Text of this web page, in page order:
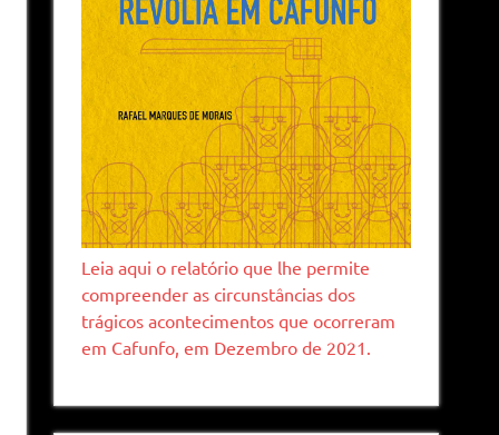
Leia aqui o relatório que lhe permite
compreender as circunstâncias dos
trágicos acontecimentos que ocorreram
em Cafunfo, em Dezembro de 2021.